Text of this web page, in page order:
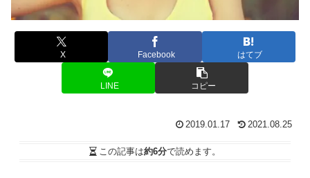
X Facebook はてブ
LINE コピー
2019.01.17 2021.08.25
この記事は約6分で読めます。